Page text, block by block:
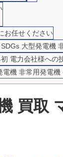
お任せください
SDGs 大型発電機
電力会社様への
電機 非常用発電機
買取